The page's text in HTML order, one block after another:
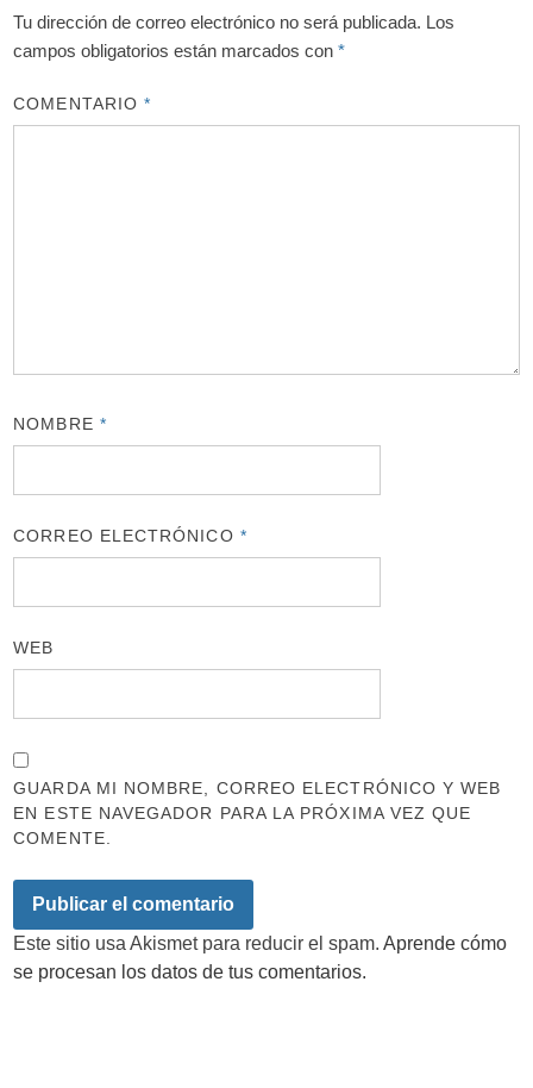
Tu dirección de correo electrónico no será publicada. Los
campos obligatorios están marcados con*
COMENTARIO*
NOMBRE *
CORREO ELECTRÓNICO *
WEB
GUARDA MI NOMBRE, CORREO ELECTRÓNICO Y WEB
EN ESTE NAVEGADOR PARA LA PRÓXIMA VEZ QUE
COMENTE.
Este sitio usa Akismet para reducir el spam.Aprende cómo
se procesan los datos de tus comentarios.